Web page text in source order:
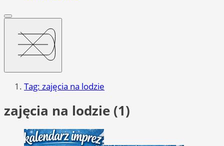
Tag: zajęcia na lodzie
zajęcia na lodzie (1)